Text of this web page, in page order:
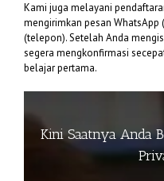
Kami juga melayani
mengirimkan pesan
(telepon). Setelah Anda
segera mengkonfirmasi
belajar pertama.
Kini Saatnya Anda